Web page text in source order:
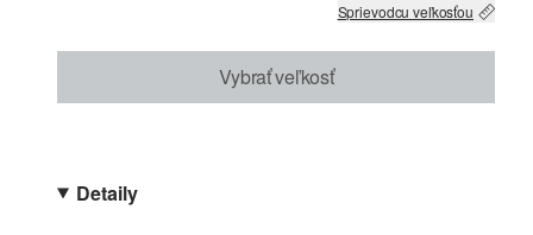
Sprievodcu veľkosťou
Vybrať veľkosť
Detaily